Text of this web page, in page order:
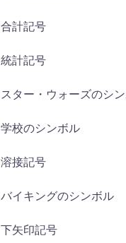
合計記号
統計記号
スター・ウォーズのシ
学校のシンボル
溶接記号
バイキングのシンボル
下矢印記号